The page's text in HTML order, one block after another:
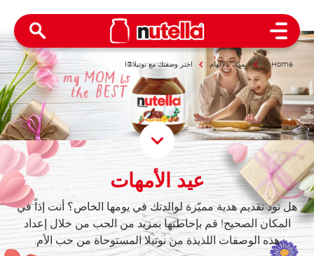
Open Menu
Home نمدّك بالإلهام اختر وصفتك مع نوتيلا®ا
Down
عيد الأمهات
هل تود تقديم هدية مميّزة لوالدتك في يومها الخاص؟ أنت إذاً في
المكان الصحيح! قم بإحاطتها بمزيد من الحب من خلال إعداد
هذه الوصفات اللذيذة من نوتيلا المستوحاة من حب الأم.